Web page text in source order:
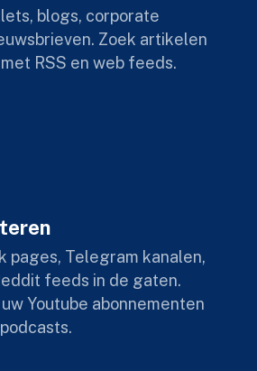
blogs, corporate
Zoek artikelen
RSS en web feeds.
pages, Telegram kanalen,
feeds in de gaten.
Youtube abonnementen